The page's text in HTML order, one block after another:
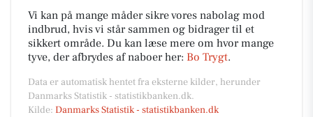
Vi kan på mange måder sikre vores nabolag mod
indbrud, hvis vi står sammen og bidrager til et
sikkert område. Du kan læse mere om hvor mange
tyve, der afbrydes af naboer her: Bo Trygt.
Data er automatisk hentet fra eksterne kilder, herunder
Danmarks Statistik - statistikbanken.dk.
Kilde: Danmarks Statistik - statistikbanken.dk